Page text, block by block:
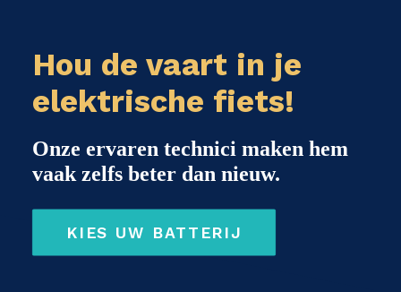
Hou de vaart in je
elektrische fiets!
Onze ervaren technici maken hem
vaak zelfs beter dan nieuw.
KIES UW BATTERIJ